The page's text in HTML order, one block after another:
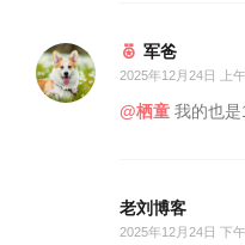
军爸
2025年12月24日 上
@栖童 我的也
老刘博客
2025年12月24日 下